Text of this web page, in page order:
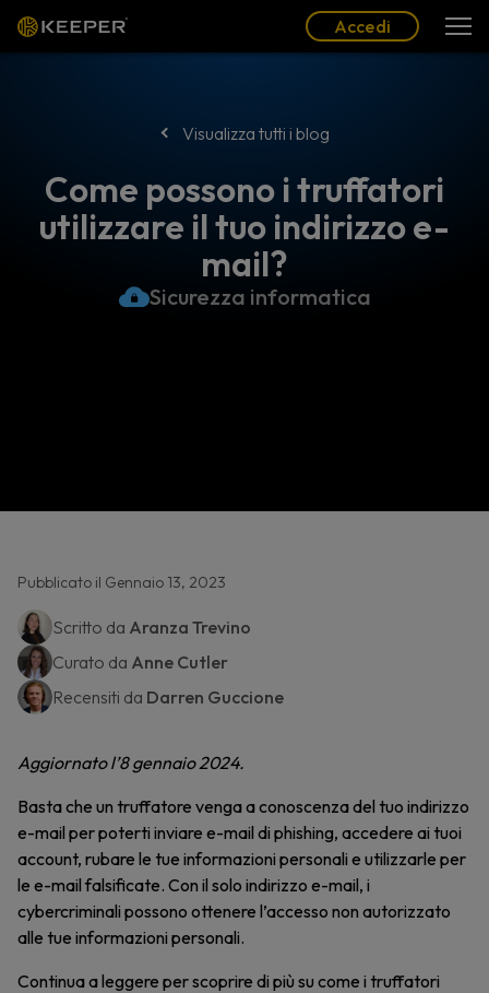
Accedi
Visualizza tutti i blog
Come possono i truffatori
utilizzare il tuo indirizzo e-
mail?
Sicurezza informatica
Pubblicato il Gennaio 13, 2023
Scritto da Aranza Trevino
Curato da Anne Cutler
Recensiti da Darren Guccione
Aggiornato l’8 gennaio 2024.
Basta che un truffatore venga a conoscenza del tuo indirizzo
e-mail per poterti inviare e-mail di phishing, accedere ai tuoi
account, rubare le tue informazioni personali e utilizzarle per
le e-mail falsificate. Con il solo indirizzo e-mail, i
cybercriminali possono ottenere l’accesso non autorizzato
alle tue informazioni personali.
Continua a leggere per scoprire di più su come i truffatori